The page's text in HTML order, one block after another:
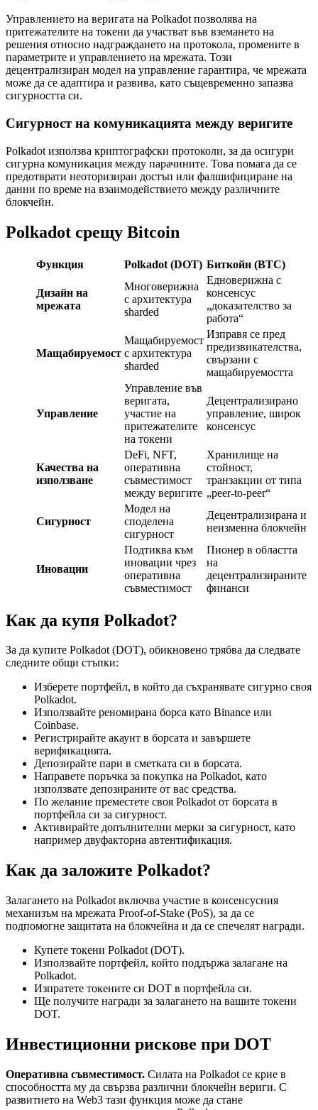
Управлението на веригата на Polkadot позволява на
притежателите на токени да участват във вземането на
решения относно надграждането на протокола, промените в
параметрите и управлението на мрежата. Този
децентрализиран модел на управление гарантира, че мрежата
може да се адаптира и развива, като същевременно запазва
сигурността си.
Сигурност на комуникацията между веригите
Polkadot използва криптографски протоколи, за да осигури
сигурна комуникация между парачините. Това помага да се
предотврати неоторизиран достъп или фалшифициране на
данни по време на взаимодействието между различните
блокчейн.
Polkadot срещу Bitcoin
Функция Polkadot (DOT) Биткойн (BTC)
Дизайн на
мрежата
Многоверижна
с архитектура
sharded
Едноверижна с
консенсус
„доказателство за
работа“
Мащабируемост
Мащабируемост
с архитектура
sharded
Изправя се пред
предизвикателства,
свързани с
мащабируемостта
Управление
Управление във
веригата,
участие на
притежателите
на токени
Децентрализирано
управление, широк
консенсус
Качества на
използване
DeFi, NFT,
оперативна
съвместимост
между веригите
Хранилище на
стойност,
транзакции от типа
„peer-to-peer“
Сигурност
Модел на
споделена
сигурност
Децентрализирана и
неизменна блокчейн
Иновации
Подтиква към
иновации чрез
оперативна
съвместимост
Пионер в областта
на
децентрализираните
финанси
Как да купя Polkadot?
За да купите Polkadot (DOT), обикновено трябва да следвате
следните общи стъпки:
Изберете портфейл, в който да съхранявате сигурно своя
Polkadot.
Използвайте реномирана борса като Binance или
Coinbase.
Регистрирайте акаунт в борсата и завършете
верификацията.
Депозирайте пари в сметката си в борсата.
Направете поръчка за покупка на Polkadot, като
използвате депозираните от вас средства.
По желание преместете своя Polkadot от борсата в
портфейла си за сигурност.
Активирайте допълнителни мерки за сигурност, като
например двуфакторна автентификация.
Как да заложите Polkadot?
Залагането на Polkadot включва участие в консенсусния
механизъм на мрежата Proof-of-Stake (PoS), за да се
подпомогне защитата на блокчейна и да се спечелят награди.
Купете токени Polkadot (DOT).
Използвайте портфейл, който поддържа залагане на
Polkadot.
Изпратете токените си DOT в портфейла си.
Ще получите награди за залагането на вашите токени
DOT.
Инвестиционни рискове при DOT
Оперативна съвместимост. Силата на Polkadot се крие в
способността му да свързва различни блокчейн вериги. С
развитието на Web3 тази функция може да стане